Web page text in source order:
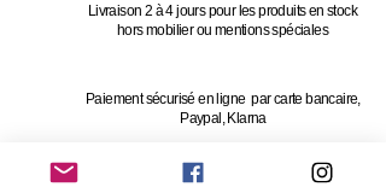
Livraison 2 à 4 jours pour les produits en stock
hors mobilier ou mentions spéciales
Paiement sécurisé en ligne par carte bancaire,
Paypal, Klarna
Vous avez 14 jours pour changer d'avis